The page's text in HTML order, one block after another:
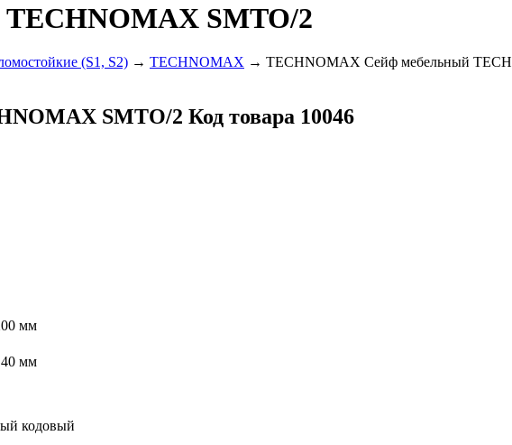
SMTO/2
(S1, S2) → TECHNOMAX → TECHNOMAX Сейф мебельный
SMTO/2 Код товара 10046
мм
мм
кодовый